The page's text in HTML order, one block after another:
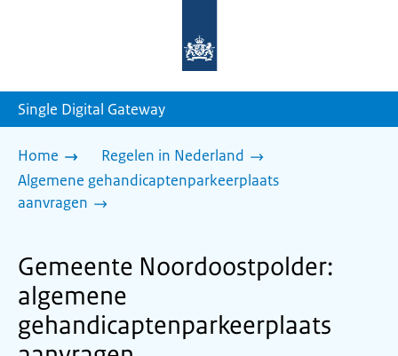
homepage
Single Digital Gateway
Home
Regelen in Nederland
Algemene gehandicaptenparkeerplaats
aanvragen
Gemeente Noordoostpolder:
algemene
gehandicaptenparkeerplaats